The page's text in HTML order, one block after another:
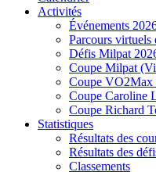
Activités
Événements
Parcours
Défis Milpat
Coupe Milpat
Coupe VO2Max
Coupe Caroline
Coupe Richard
Statistiques
Résultats des
Résultats des
Classements